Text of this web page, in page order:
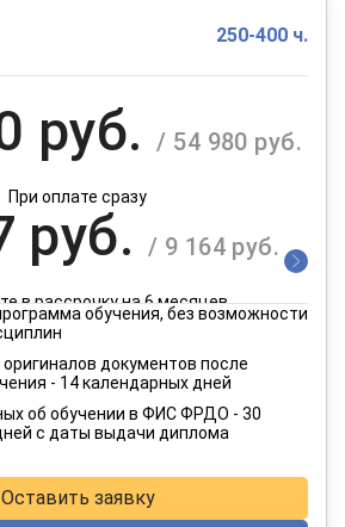
250-400 ч.
руб. / 54 980 руб.
При оплате сразу
руб. / 9 164 руб.
в рассрочку на 6 месяцев
руб.
в рассрочку на 12 месяцев
обучения, без возможности
документов после
- 14 календарных дней
об обучении в ФИС ФРДО - 30
с даты выдачи диплома
Оставить заявку